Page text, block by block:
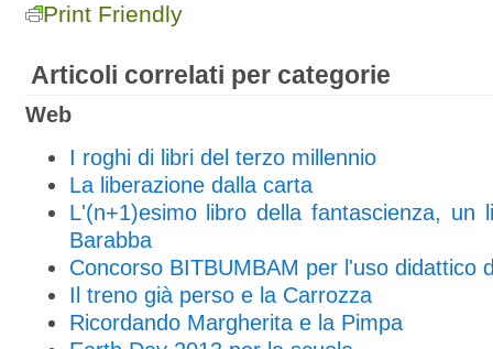
Print Friendly
Articoli correlati per categorie
Web
I roghi di libri del terzo millennio
La liberazione dalla carta
L'(n+1)esimo libro della fantascienza, un
Barabba
Concorso BITBUMBAM per l'uso didattico
Il treno già perso e la Carrozza
Ricordando Margherita e la Pimpa